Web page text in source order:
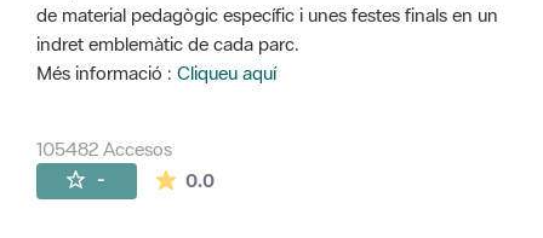
de material pedagògic específic i unes festes finals en un
indret emblemàtic de cada parc.
Més informació : Cliqueu aquí
105482 Accesos
- 0.0La valoración media es de 0 estrellas de